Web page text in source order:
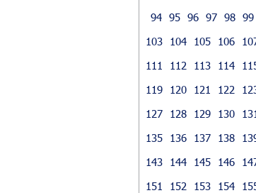
94 95 96 97 98 99
103
104 105 106
111
112 113 114
119
120 121 122
127
128 129 130 131
135
136 137 138
143
144 145 146
151
152 153 154